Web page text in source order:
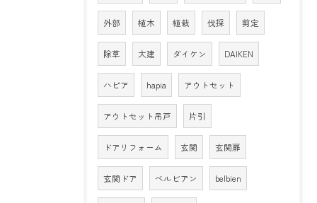
外部 植木 植栽 伐採 剪定
除草 大建 ダイケン DAIKEN
ハピア hapia アウトセット
アウトセット吊戸 片引
ドアリフォーム 玄関 玄関扉
玄関ドア ベルビアン belbien